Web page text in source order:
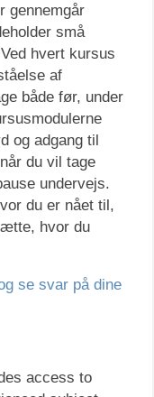
gennemgår
små
hvert kursus
af
både før, under
og adgang til
du vil tage
undervejs.
du er nået til,
hvor du
se svar på dine
access to